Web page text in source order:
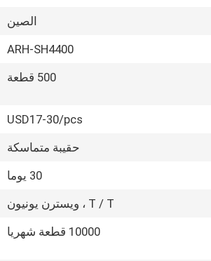
الصين
ARH-SH4400
500 قطعة
USD17-30/pcs
حقيبة متماسكة
30 يوما
T / T ، ويسترن يونيون
10000 قطعة شهريا